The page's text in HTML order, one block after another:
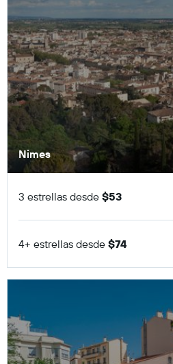
Nimes
3 estrellas desde $53
4+ estrellas desde $74